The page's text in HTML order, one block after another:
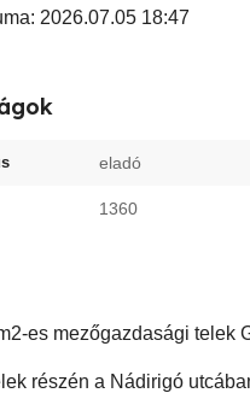
2026.07.05 18:47
eladó
1360
es mezőgazdasági telek
részén a Nádirigó